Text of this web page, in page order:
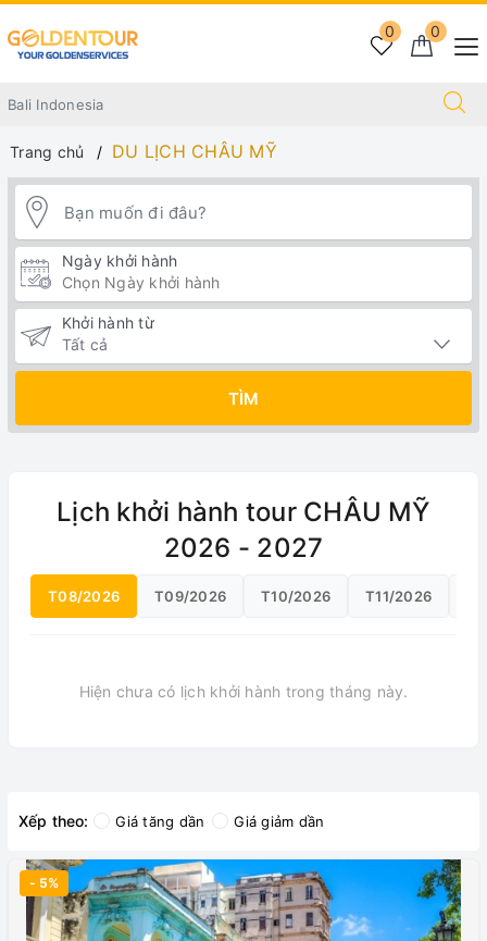
0
0
Trang chủ DU LỊCH CHÂU MỸ
Ngày khởi hành
Khởi hành từ
TÌM
Lịch khởi hành tour CHÂU MỸ
2026 - 2027
T08/2026 T09/2026 T10/2026 T11/2026
Hiện chưa có lịch khởi hành trong tháng này.
Xếp theo: Giá tăng dần Giá giảm dần
- 5%